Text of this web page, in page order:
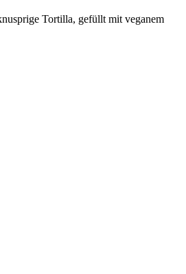
Tortilla, gefüllt mit veganem